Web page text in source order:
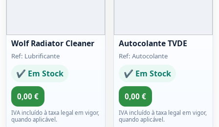
Wolf Radiator Cleaner
Ref: Lubrificante
✔ Em Stock
0,00 €
IVA incluído à taxa legal em vigor,
quando aplicável.
Autocolante TVDE
Ref: Autocolante
✔ Em Stock
0,00 €
IVA incluído à taxa legal em vigor,
quando aplicável.